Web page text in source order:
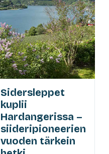
Sidersleppet
kuplii
Hardangerissa –
siideripioneerien
vuoden tärkein